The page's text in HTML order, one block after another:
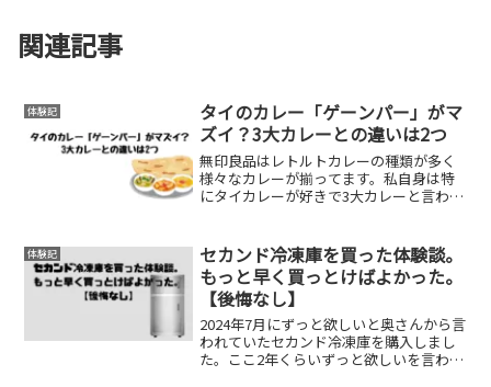
関連記事
体験記
タイのカレー「ゲーンパー」がマ
ズイ？3大カレーとの違いは2つ
無印良品はレトルトカレーの種類が多く
様々なカレーが揃ってます。私自身は特
にタイカレーが好きで3大カレーと言われ
とタイカレーの種類が知りたくなったの
で調べてたら、ゲーンパ...
体験記
セカンド冷凍庫を買った体験談。
もっと早く買っとけばよかった。
【後悔なし】
2024年7月にずっと欲しいと奥さんから言
われていたセカンド冷凍庫を購入しまし
た。ここ2年くらいずっと欲しいを言われ